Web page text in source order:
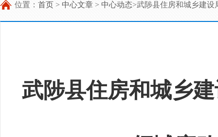
位置： 首页 > 中心文章 > 中心动态>武陟县住房和城乡建设
武陟县住房和城乡